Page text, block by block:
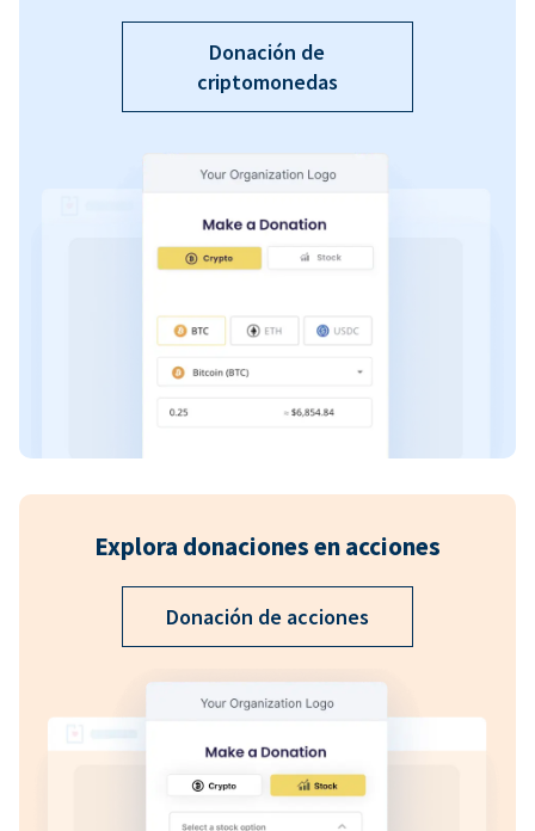
Donación de
criptomonedas
Explora donaciones en acciones
Donación de acciones